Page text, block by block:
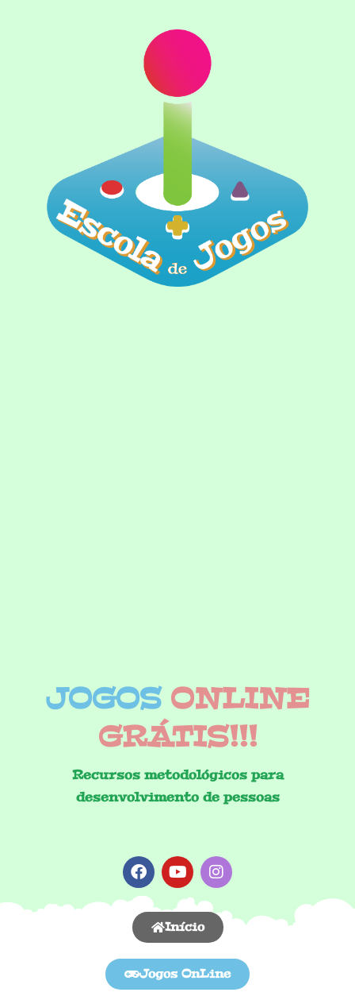
JOGOS ONLINE
GRÁTIS!!!
Recursos metodológicos para
desenvolvimento de pessoas
Início
Jogos OnLine